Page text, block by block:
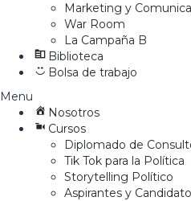
Marketing y
War Room
La Campaña B
Biblioteca
Bolsa de trabajo
Menu
Nosotros
Cursos
Diplomado de
Tik Tok para la Política
Storytelling Político
Aspirantes y